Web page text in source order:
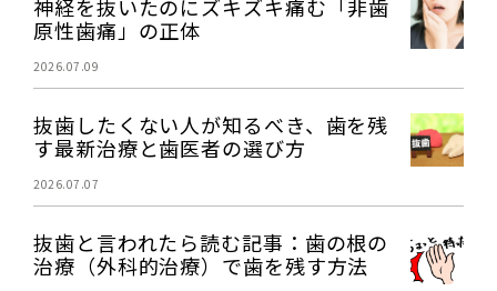
神経を抜いたのにズキズキ痛む「非歯
原性歯痛」の正体
2026.07.09
抜歯したくない人が知るべき、歯を残
す最新治療と歯医者の選び方
2026.07.07
抜歯と言われたら読む記事：歯の根の
治療（外科的治療）で歯を残す方法